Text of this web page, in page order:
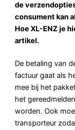
de
consument kan
Hoe XL-ENZ je
artikel.
De betaling van
factuur gaat als
mee bij het
het
worden. Ook
transporteur